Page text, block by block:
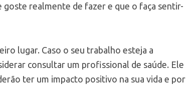
realmente de fazer e que o faça sentir-
lugar. Caso o seu trabalho esteja a
consultar um profissional de saúde. Ele
ter um impacto positivo na sua vida e por